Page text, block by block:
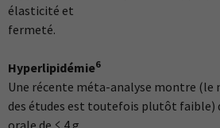
élasticité et
fermeté.
Hyperlipidémie6
Une récente méta-analyse montre (le
des études est toutefois plutôt faible)
orale de ≤ 4 g